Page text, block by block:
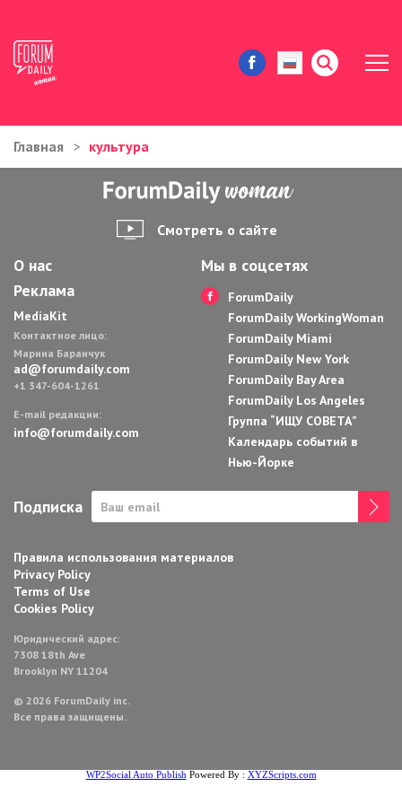
ЖИЗНЬ И ИСТОРИИ
ИММИГРАЦИЯ В США
АВТОРСКИЕ КОЛОНКИ
ЗДОРОВЬЕ И КРАСОТА
ДОМ И ЕДА
Главная культура
Смотреть о сайте
О нас
Реклама
MediaKit
Контактное лицо:
Марина Баранчук
ad@forumdaily.com
+1 347-604-1261
E-mail редакции:
info@forumdaily.com
Мы в соцсетях
ForumDaily
ForumDaily WorkingWoman
ForumDaily Miami
ForumDaily New York
ForumDaily Bay Area
ForumDaily Los Angeles
Группа “ИЩУ СОВЕТА”
Календарь событий в
Нью-Йорке
Подписка
Правила использования материалов
Privacy Policy
Terms of Use
Cookies Policy
Юридический адрес:
7308 18th Ave
Brooklyn NY 11204
© 2026 ForumDaily inc.
Все права защищены.
WP2Social Auto Publish Powered By : XYZScripts.com